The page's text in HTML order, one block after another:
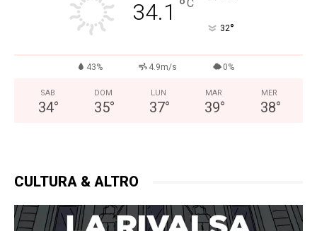
34.1 °C
32°
43% 4.9m/s 0%
SAB
34°
DOM
35°
LUN
37°
MAR
39°
MER
38°
CULTURA & ALTRO